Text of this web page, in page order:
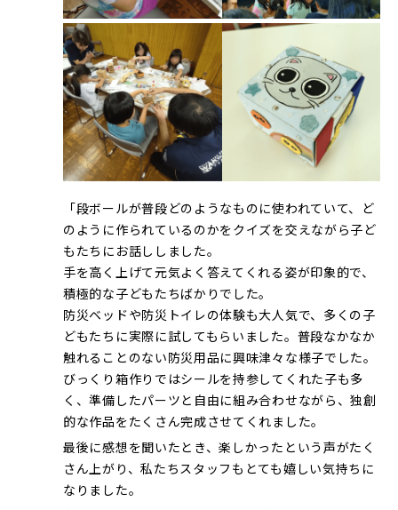
「段ボールが普段どのようなものに使われていて、ど
のように作られているのかをクイズを交えながら子ど
もたちにお話ししました。
手を高く上げて元気よく答えてくれる姿が印象的で、
積極的な子どもたちばかりでした。
防災ベッドや防災トイレの体験も大人気で、多くの子
どもたちに実際に試してもらいました。普段なかなか
触れることのない防災用品に興味津々な様子でした。
びっくり箱作りではシールを持参してくれた子も多
く、準備したパーツと自由に組み合わせながら、独創
的な作品をたくさん完成させてくれました。
最後に感想を聞いたとき、楽しかったという声がたく
さん上がり、私たちスタッフもとても嬉しい気持ちに
なりました。